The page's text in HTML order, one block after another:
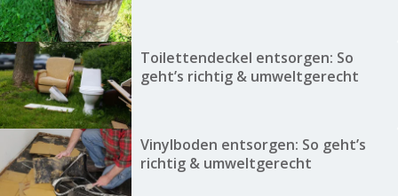
Toilettendeckel entsorgen: So
geht’s richtig & umweltgerecht
Vinylboden entsorgen: So geht’s
richtig & umweltgerecht